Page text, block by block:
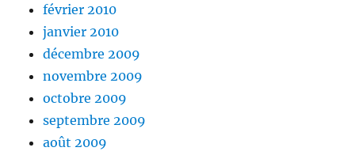
février 2010
janvier 2010
décembre 2009
novembre 2009
octobre 2009
septembre 2009
août 2009